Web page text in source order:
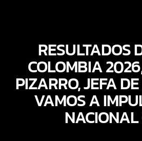
RESULTADOS
COLOMBIA
PIZARRO, JEFA
VAMOS A
NACIONAL